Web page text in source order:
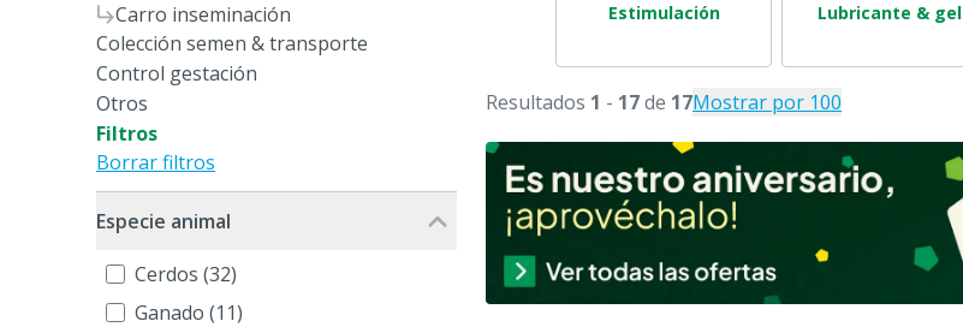
Carro inseminación
Colección semen & transporte
Control gestación
Otros
Filtros
Borrar filtros
Especie animal
Cerdos (32)
Ganado (11)
Estimulación Lubricante & gel
Resultados 1 - 17de 17Mostrar por 100